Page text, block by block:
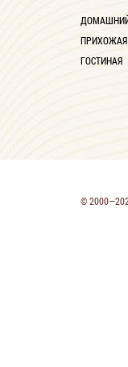
ПРИХОЖАЯ
ГОСТИНАЯ
©